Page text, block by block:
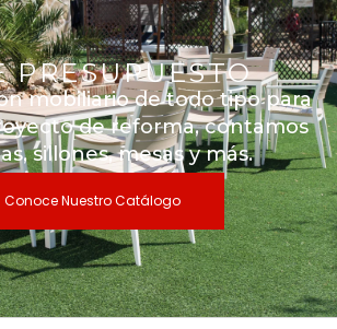
PRESUPUESTO
mobiliario de todo tipo para
de reforma, contamos
sillones, mesas y más.
Conoce Nuestro Catálogo